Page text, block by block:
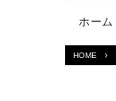
ホーム
HOME